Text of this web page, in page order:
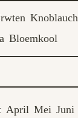
Knoblauch
Bloemkool
April Mei Juni